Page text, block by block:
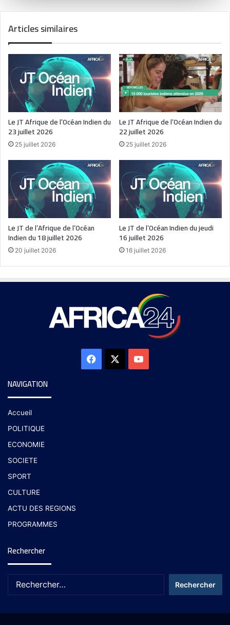
Articles similaires
Le JT Afrique de l’Océan Indien du
23 juillet 2026
25 juillet 2026
Le JT Afrique de l’Océan Indien du
22 juillet 2026
25 juillet 2026
Le JT de l’Afrique de l’Océan
Indien du 18 juillet 2026
20 juillet 2026
Le JT de l’Océan Indien du jeudi
16 juillet 2026
16 juillet 2026
NAVIGATION
Accueil
POLITIQUE
ECONOMIE
SOCIETE
SPORT
CULTURE
ACTU DES REGIONS
PROGRAMMES
Rechercher